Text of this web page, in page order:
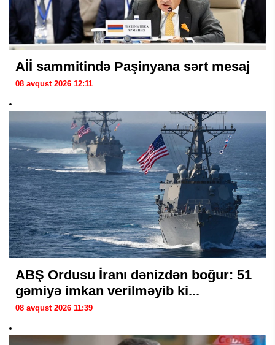
Aİİ sammitində Paşinyana sərt mesaj
08 avqust 2026 12:11
ABŞ Ordusu İranı dənizdən boğur: 51
gəmiyə imkan verilməyib ki...
08 avqust 2026 11:39